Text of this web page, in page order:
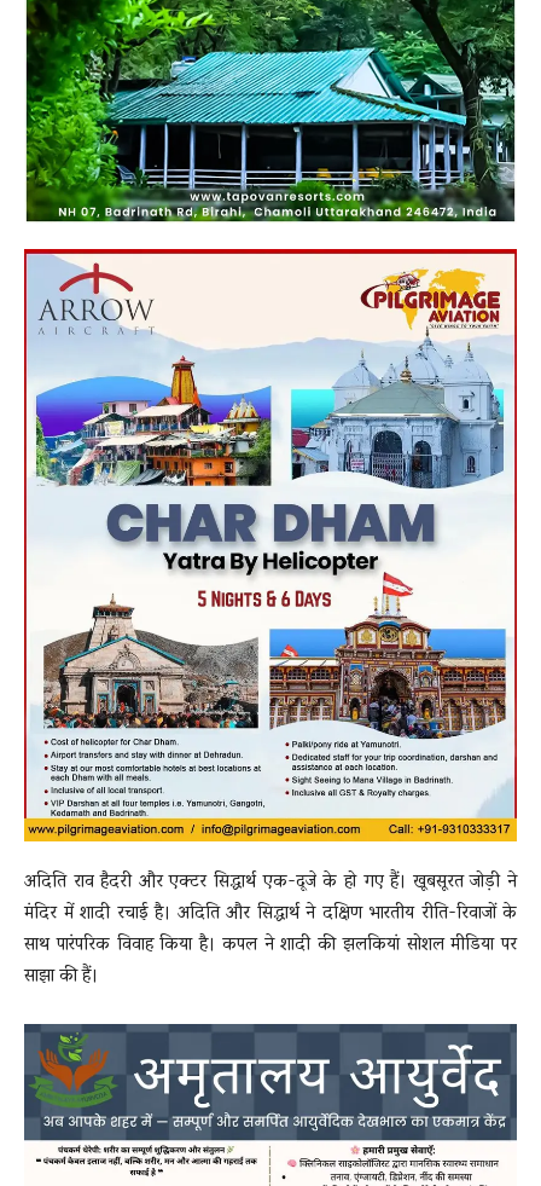
अदिति राव हैदरी और एक्टर सिद्धार्थ एक-दूजे के हो गए हैं। खूबसूरत जोड़ी ने
मंदिर में शादी रचाई है। अदिति और सिद्धार्थ ने दक्षिण भारतीय रीति-रिवाजों के
साथ पारंपरिक विवाह किया है। कपल ने शादी की झलकियां सोशल मीडिया पर
साझा की हैं।